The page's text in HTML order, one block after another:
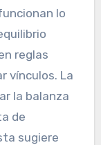
lo
reglas
vínculos. La
la balanza
de
sugiere